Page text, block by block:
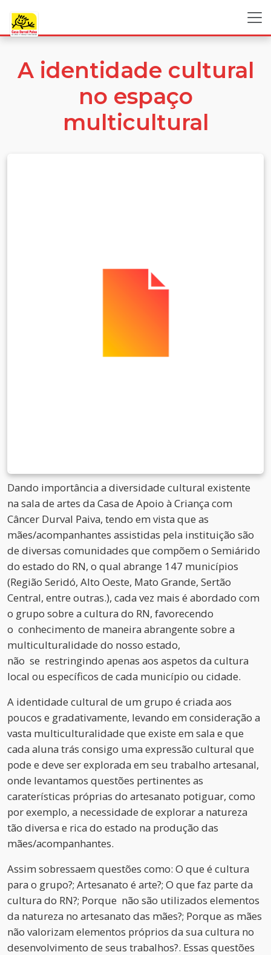
A identidade cultural
no espaço
multicultural
Dando importância a diversidade cultural existente
na sala de artes da Casa de Apoio à Criança com
Câncer Durval Paiva, tendo em vista que as
mães/acompanhantes assistidas pela instituição são
de diversas comunidades que compõem o Semiárido
do estado do RN, o qual abrange 147 municípios
(Região Seridó, Alto Oeste, Mato Grande, Sertão
Central, entre outras.), cada vez mais é abordado com
o grupo sobre a cultura do RN, favorecendo
o conhecimento de maneira abrangente sobre a
multiculturalidade do nosso estado,
não se restringindo apenas aos aspetos da cultura
local ou específicos de cada município ou cidade.
A identidade cultural de um grupo é criada aos
poucos e gradativamente, levando em consideração a
vasta multiculturalidade que existe em sala e que
cada aluna trás consigo uma expressão cultural que
pode e deve ser explorada em seu trabalho artesanal,
onde levantamos questões pertinentes as
caraterísticas próprias do artesanato potiguar, como
por exemplo, a necessidade de explorar a natureza
tão diversa e rica do estado na produção das
mães/acompanhantes.
Assim sobressaem questões como: O que é cultura
para o grupo?; Artesanato é arte?; O que faz parte da
cultura do RN?; Porque não são utilizados elementos
da natureza no artesanato das mães?; Porque as mães
não valorizam elementos próprios da sua cultura no
desenvolvimento de seus trabalhos?. Essas questões